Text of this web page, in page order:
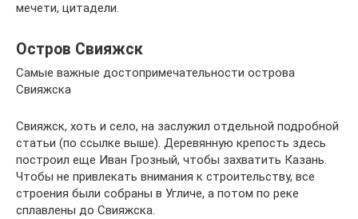
мечети, цитадели.
Остров Свияжск
Самые важные достопримечательности острова
Свияжска
Свияжск, хоть и село, на заслужил отдельной подробной
статьи (по ссылке выше). Деревянную крепость здесь
построил еще Иван Грозный, чтобы захватить Казань.
Чтобы не привлекать внимания к строительству, все
строения были собраны в Угличе, а потом по реке
сплавлены до Свияжска.